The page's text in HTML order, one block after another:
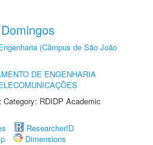
(Câmpus de São João
DE ENGENHARIA
RDIDP Academic
ResearcherID
Dimensions